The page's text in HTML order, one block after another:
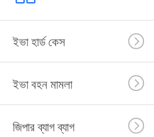
ইভা হার্ড কেস
ইভা বহন মামলা
জিপার ব্যাগ ব্যাগ